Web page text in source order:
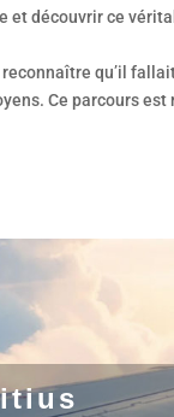
et découvrir ce
qu’il
Ce parcours